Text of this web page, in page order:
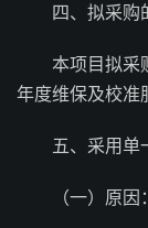
四、拟采购的
本项目拟采购
年度维保及校准
五、采用单一
（一）原因：